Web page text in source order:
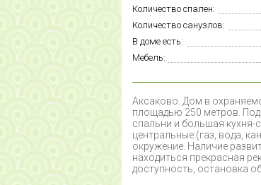
Количество спален:
Количество санузлов:
В доме есть:
Мебель:
Аксаково. Дом в
площадью 250 метров. Под
спальни и большая
центральные (газ, вода,
окружение. Наличие
находиться прекрасная
доступность, остановка